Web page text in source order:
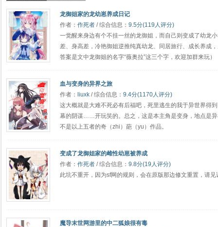
龙御姐家的龙幼崽养成日记
作者： 作死者 / 综合信息： 9.5分(119人评分)
一觉醒来身边有个不挂一丝的龙御姐，而自己则变成了幼龙
差、身高差，冷艳御姐逆推纯真幼龙、同居旅行、成长养成
答案是文中龙御姐的名字“薇奥拉”这三个字，欢迎加群来玩）
血与变身的异界之旅
作者： liuxk / 综合信息： 9.4分(1170人评分)
这大概就是大难不死必有后福吧，死里逃生的我于异世界得
幕的阴谋……开玩笑的。总之，这是本主角是变身，地点是
不是以上五者的奇（zhi）葩（yu）作品。
变成了龙御姐家的雌性幼崽被养成
作者： 作死者 / 综合信息： 9.8分(19人评分)
此坑不重开，因为sf网的规则，会在原版那边修文重置，请见
魔导末世网游里的中二狐娘很有毒